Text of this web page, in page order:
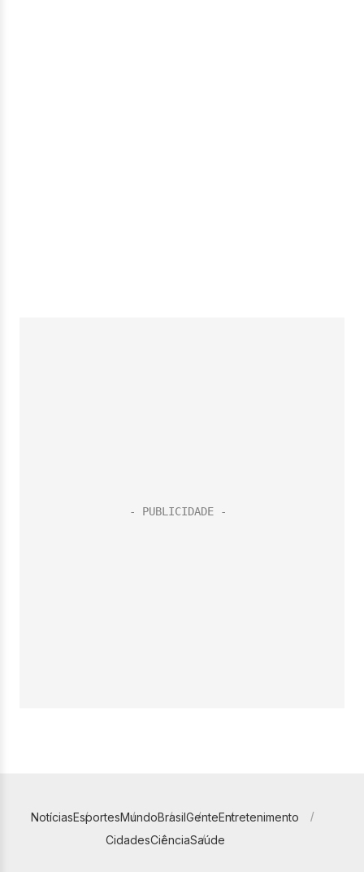
NotíciasEsportesMundoBrasilGenteEntretenimento
CidadesCiênciaSaúde